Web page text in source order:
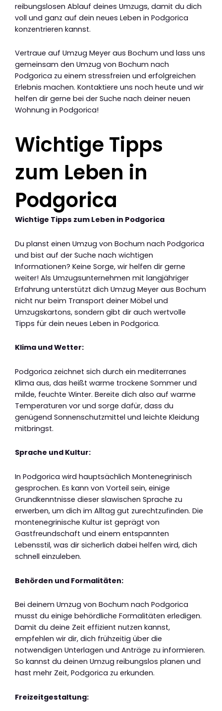
reibungslosen Ablauf deines Umzugs, damit du dich
voll und ganz auf dein neues Leben in Podgorica
konzentrieren kannst.
Vertraue auf Umzug Meyer aus Bochum und lass uns
gemeinsam den Umzug von Bochum nach
Podgorica zu einem stressfreien und erfolgreichen
Erlebnis machen. Kontaktiere uns noch heute und wir
helfen dir gerne bei der Suche nach deiner neuen
Wohnung in Podgorica!
Wichtige Tipps
zum Leben in
Podgorica
Wichtige Tipps zum Leben in Podgorica
Du planst einen Umzug von Bochum nach Podgorica
und bist auf der Suche nach wichtigen
Informationen? Keine Sorge, wir helfen dir gerne
weiter! Als Umzugsunternehmen mit langjähriger
Erfahrung unterstützt dich Umzug Meyer aus Bochum
nicht nur beim Transport deiner Möbel und
Umzugskartons, sondern gibt dir auch wertvolle
Tipps für dein neues Leben in Podgorica.
Klima und Wetter:
Podgorica zeichnet sich durch ein mediterranes
Klima aus, das heißt warme trockene Sommer und
milde, feuchte Winter. Bereite dich also auf warme
Temperaturen vor und sorge dafür, dass du
genügend Sonnenschutzmittel und leichte Kleidung
mitbringst.
Sprache und Kultur:
In Podgorica wird hauptsächlich Montenegrinisch
gesprochen. Es kann von Vorteil sein, einige
Grundkenntnisse dieser slawischen Sprache zu
erwerben, um dich im Alltag gut zurechtzufinden. Die
montenegrinische Kultur ist geprägt von
Gastfreundschaft und einem entspannten
Lebensstil, was dir sicherlich dabei helfen wird, dich
schnell einzuleben.
Behörden und Formalitäten:
Bei deinem Umzug von Bochum nach Podgorica
musst du einige behördliche Formalitäten erledigen.
Damit du deine Zeit effizient nutzen kannst,
empfehlen wir dir, dich frühzeitig über die
notwendigen Unterlagen und Anträge zu informieren.
So kannst du deinen Umzug reibungslos planen und
hast mehr Zeit, Podgorica zu erkunden.
Freizeitgestaltung: